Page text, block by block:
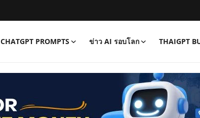
CHATGPT PROMPTS ข่าว AI รอบโลก THAIGPT